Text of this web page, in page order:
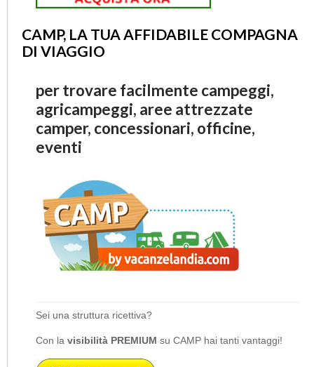
CAMP, LA TUA AFFIDABILE COMPAGNA
DI VIAGGIO
per trovare facilmente campeggi,
agricampeggi, aree attrezzate
camper, concessionari, officine,
eventi
Sei una struttura ricettiva?
Con la visibilità PREMIUM su CAMP hai tanti vantaggi!